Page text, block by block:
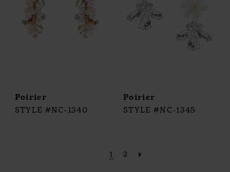
Poirier
STYLE #NC-1340
Poirier
STYLE #NC-1345
1 2